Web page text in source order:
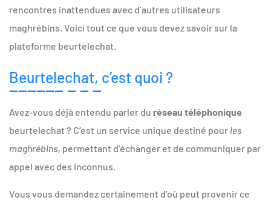
rencontres inattendues avec d’autres utilisateurs
maghrébins. Voici tout ce que vous devez savoir sur la
plateforme beurtelechat.
Beurtelechat, c’est quoi ?
Avez-vous déjà entendu parler du réseau téléphonique
beurtelechat ? C’est un service unique destiné pour les
maghrébins, permettant d’échanger et de communiquer par
appel avec des inconnus.
Vous vous demandez certainement d’où peut provenir ce